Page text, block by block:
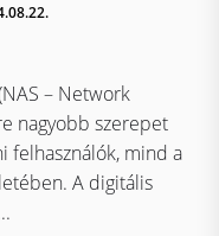
– Network
nagyobb szerepet
felhasználók, mind a
A digitális